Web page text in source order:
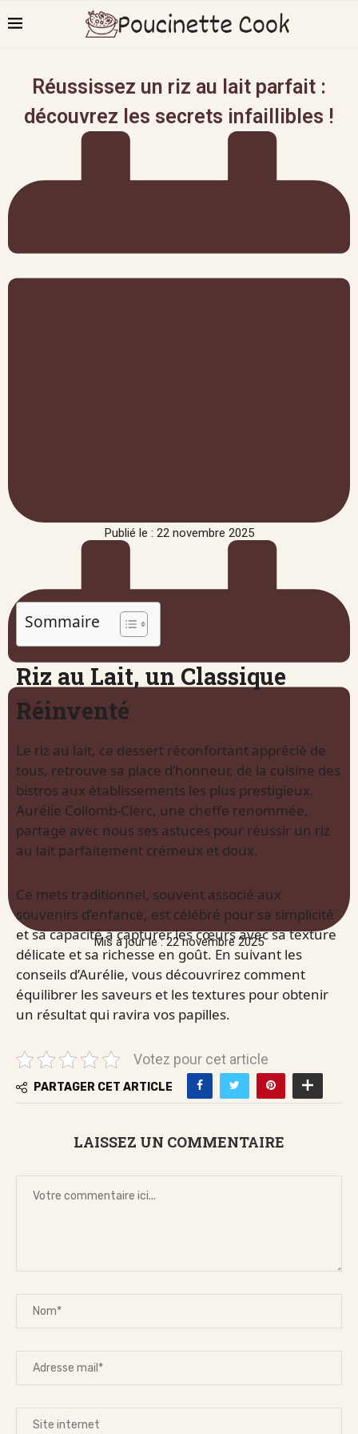
Réussissez un riz au lait parfait :
découvrez les secrets infaillibles !
Publié le : 22 novembre 2025
Mis à jour le : 22 novembre 2025
Sommaire
Riz au Lait, un Classique
Réinventé
Le riz au lait, ce dessert réconfortant apprécié de
tous, retrouve sa place d’honneur, de la cuisine des
bistros aux établissements les plus prestigieux.
Aurélie Collomb-Clerc, une cheffe renommée,
partage avec nous ses astuces pour réussir un riz
au lait parfaitement crémeux et doux.
Ce mets traditionnel, souvent associé aux
souvenirs d’enfance, est célébré pour sa simplicité
et sa capacité à capturer les cœurs avec sa texture
délicate et sa richesse en goût. En suivant les
conseils d’Aurélie, vous découvrirez comment
équilibrer les saveurs et les textures pour obtenir
un résultat qui ravira vos papilles.
Votez pour cet article
PARTAGER CET ARTICLE
LAISSEZ UN COMMENTAIRE